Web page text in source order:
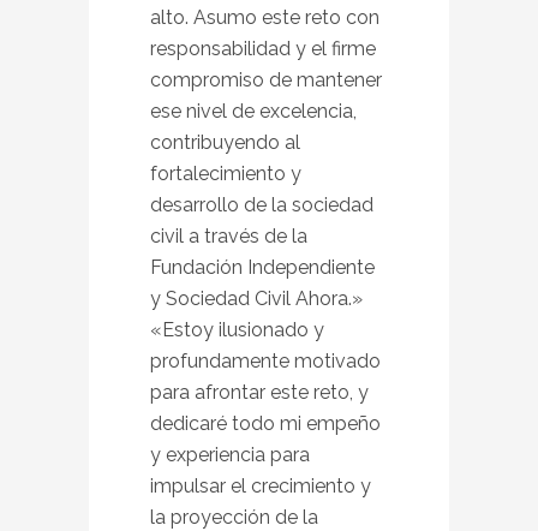
alto. Asumo este reto con
responsabilidad y el firme
compromiso de mantener
ese nivel de excelencia,
contribuyendo al
fortalecimiento y
desarrollo de la sociedad
civil a través de la
Fundación Independiente
y Sociedad Civil Ahora.»
«Estoy ilusionado y
profundamente motivado
para afrontar este reto, y
dedicaré todo mi empeño
y experiencia para
impulsar el crecimiento y
la proyección de la